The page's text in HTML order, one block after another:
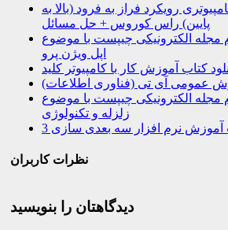
رویکرد فراز به فرود (بالا به
پایین) راس کوروس + حل مسائل
مجله الکترونیکی چیپست با موضوع
اپل ویژن پرو
کتاب آموزش کار با کامپیوتر کلید
عمومی آی تی (فناوری اطلاعات)
مجله الکترونیکی چیپست با موضوع
زلزله و تکنولوژی
نظرات کاربران
دیدگاهتان را بنویسید